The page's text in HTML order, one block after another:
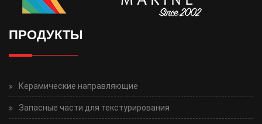
ПРОДУКТЫ
Керамические направляющие
Запасные части для текстурирования